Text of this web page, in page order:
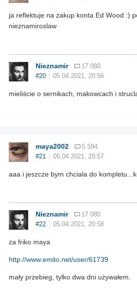
ja reflektuje na zakup konta Ed Wood :)
nieznamiroslaw
Nieznamir
17 080
#20
05.04.2021, 20:56
mieliście o sernikach, makowcach i
maya2002
5 594
#21
05.04.2021, 20:57
aaa i jeszcze bym chciala do
Nieznamir
17 080
#22
05.04.2021, 20:58
za friko maya
http://www.emito.net/user/61739
mały przebieg, tylko dwa dni używałem.